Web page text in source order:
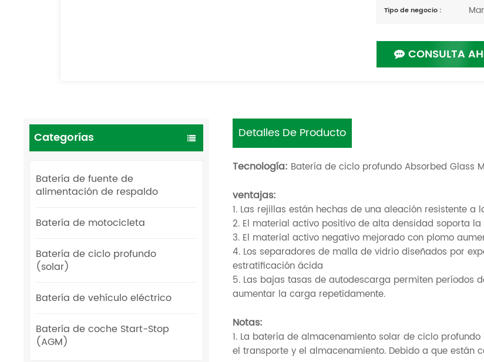
Tipo de negocio :
CONSULTA
Categorías
Batería de fuente de
alimentación de respaldo
Batería de motocicleta
Batería de ciclo profundo
(solar)
Batería de vehículo eléctrico
Batería de coche Start-Stop
(AGM)
Detalles De Producto
Tecnología: Batería de ciclo profundo Absorbed Glass
ventajas:
1. Las rejillas están hechas de una aleación resistente a
2. El material activo positivo de alta densidad soporta
3. El material activo negativo mejorado con plomo
4. Los separadores de malla de vidrio diseñados por
estratificación ácida
5. Las bajas tasas de autodescarga permiten períodos
aumentar la carga repetidamente.
Notas:
1. La batería de almacenamiento solar de ciclo
el transporte y el almacenamiento. Debido a que